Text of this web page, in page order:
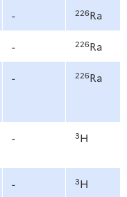
- 226Ra
- 226Ra
- 226Ra
- 3H
- 3H